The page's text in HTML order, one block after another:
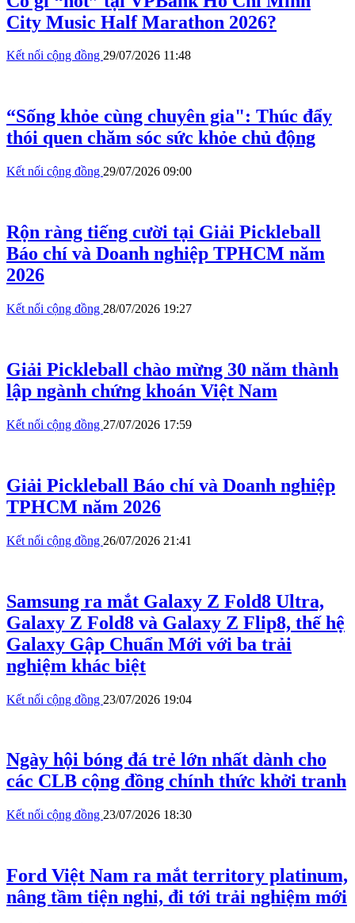
City Music Half Marathon 2026?
Kết nối cộng đồng 29/07/2026 11:48
“Sống khỏe cùng chuyên gia": Thúc đẩy
thói quen chăm sóc sức khỏe chủ động
Kết nối cộng đồng 29/07/2026 09:00
Rộn ràng tiếng cười tại Giải Pickleball
Báo chí và Doanh nghiệp TPHCM năm
2026
Kết nối cộng đồng 28/07/2026 19:27
Giải Pickleball chào mừng 30 năm thành
lập ngành chứng khoán Việt Nam
Kết nối cộng đồng 27/07/2026 17:59
Giải Pickleball Báo chí và Doanh nghiệp
TPHCM năm 2026
Kết nối cộng đồng 26/07/2026 21:41
Samsung ra mắt Galaxy Z Fold8 Ultra,
Galaxy Z Fold8 và Galaxy Z Flip8, thế hệ
Galaxy Gập Chuẩn Mới với ba trải
nghiệm khác biệt
Kết nối cộng đồng 23/07/2026 19:04
Ngày hội bóng đá trẻ lớn nhất dành cho
các CLB cộng đồng chính thức khởi tranh
Kết nối cộng đồng 23/07/2026 18:30
Ford Việt Nam ra mắt territory platinum,
nâng tầm tiện nghi, đi tới trải nghiệm mới